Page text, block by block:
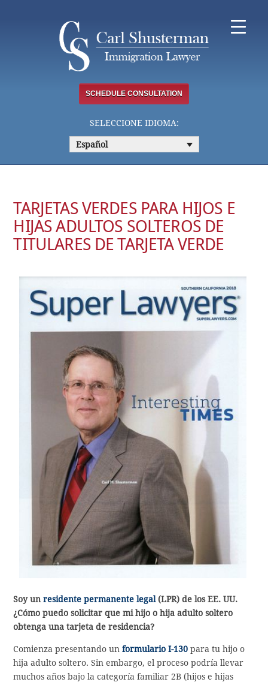
SCHEDULE CONSULTATION
SELECCIONE IDIOMA:
Español
TARJETAS VERDES PARA HIJOS E
HIJAS ADULTOS SOLTEROS DE
TITULARES DE TARJETA VERDE
Soy unresidente permanente legal(LPR) de los EE. UU.
¿Cómo puedo solicitar que mi hijo o hija adulto soltero
obtenga una tarjeta de residencia?
Comienza presentando unformulario I-130para tu hijo o
hija adulto soltero. Sin embargo, el proceso podría llevar
muchos años bajo la categoría familiar 2B (hijos e hijas